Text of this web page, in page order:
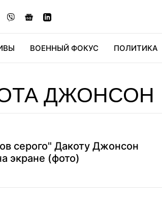
ВОЕННЫЙ ФОКУС ПОЛИТИКА
ДЖОНСОН
серого" Дакоту Джонсон
экране (фото)